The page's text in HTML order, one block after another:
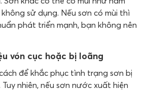
sử dụng. Nếu sơn có mùi thì
phát triển mạnh, bạn không nên
vón cục hoặc bị loãng
để khắc phục tình trạng sơn bị
nhiên, nếu sơn nước xuất hiện